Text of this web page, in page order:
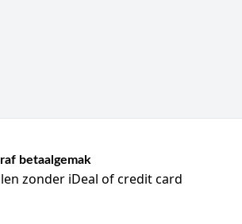
betaalgemak
zonder iDeal of credit card